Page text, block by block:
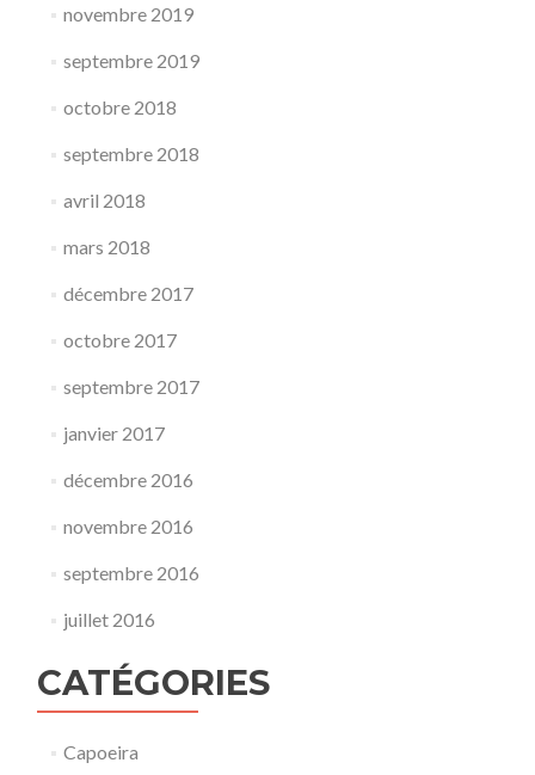
novembre 2019
septembre 2019
octobre 2018
septembre 2018
avril 2018
mars 2018
décembre 2017
octobre 2017
septembre 2017
janvier 2017
décembre 2016
novembre 2016
septembre 2016
juillet 2016
CATÉGORIES
Capoeira